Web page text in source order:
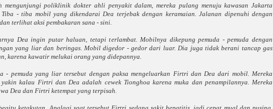
mengunjungi poliklinik dokter ahli penyakit dalam, mereka pulang menuju kawasan Jakarta
Tiba - tiba mobil yang dikendarai Dea terjebak dengan keramaian. Jalanan dipenuhi dengan
terlihat aksi pembakaran sana - sini.
Dea ingin putar haluan, tetapi terlambat. Mobilnya dikepung pemuda - pemuda dengan
yang liar dan beringas. Mobil digedor - gedor dari luar. Dia juga tidak berani tancap gas
karena kawatir melukai orang yang didepannya.
- pemuda yang liar tersebut dengan paksa mengeluarkan Firtri dan Dea dari mobil. Mereka
kalau Firtri dan Dea adalah cewek Tionghoa karena muka dan penampilannya. Mereka
Dea dan Firtri ketempat yang terpisah.